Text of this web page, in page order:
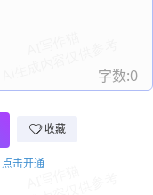
字数:0
收藏
击开通